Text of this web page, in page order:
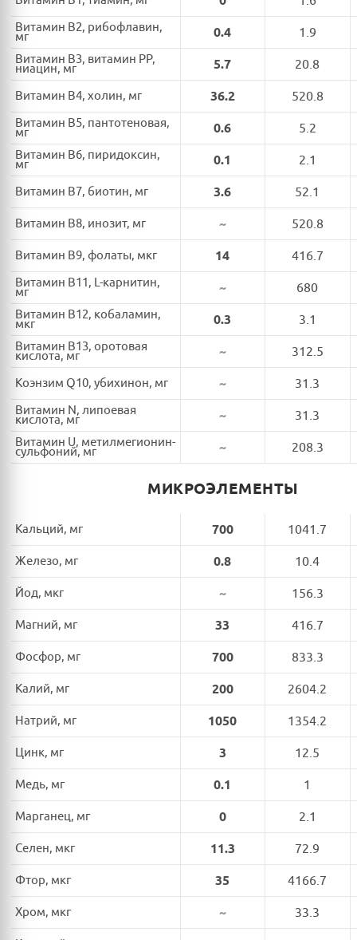
Витамин B2, рибофлавин,
мг 0.4 1.9
Витамин B3, витамин PP,
ниацин, мг 5.7 20.8
Витамин B4, холин, мг 36.2 520.8
Витамин B5, пантотеновая,
мг 0.6 5.2
Витамин B6, пиридоксин,
мг 0.1 2.1
Витамин B7, биотин, мг 3.6 52.1
Витамин B8, инозит, мг ~ 520.8
Витамин B9, фолаты, мкг 14 416.7
Витамин B11, L-карнитин,
мг ~ 680
Витамин B12, кобаламин,
мкг 0.3 3.1
Витамин B13, оротовая
кислота, мг ~ 312.5
Коэнзим Q10, убихинон, мг ~ 31.3
Витамин N, липоевая
кислота, мг ~ 31.3
Витамин U, метилмегионин-
сульфоний, мг ~ 208.3
МИКРОЭЛЕМЕНТЫ
Кальций, мг 700 1041.7
Железо, мг 0.8 10.4
Йод, мкг ~ 156.3
Магний, мг 33 416.7
Фосфор, мг 700 833.3
Калий, мг 200 2604.2
Натрий, мг 1050 1354.2
Цинк, мг 3 12.5
Медь, мг 0.1 1
Марганец, мг 0 2.1
Селен, мкг 11.3 72.9
Фтор, мкг 35 4166.7
Хром, мкг ~ 33.3